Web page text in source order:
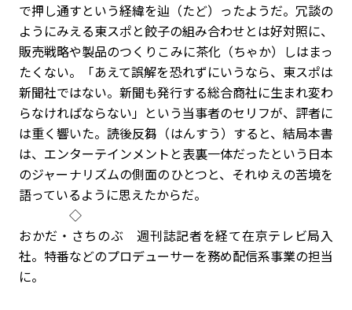
で押し通すという経緯を辿（たど）ったようだ。冗談の
ようにみえる東スポと餃子の組み合わせとは好対照に、
販売戦略や製品のつくりこみに茶化（ちゃか）しはまっ
たくない。「あえて誤解を恐れずにいうなら、東スポは
新聞社ではない。新聞も発行する総合商社に生まれ変わ
らなければならない」という当事者のセリフが、評者に
は重く響いた。読後反芻（はんすう）すると、結局本書
は、エンターテインメントと表裏一体だったという日本
のジャーナリズムの側面のひとつと、それゆえの苦境を
語っているように思えたからだ。
◇
おかだ・さちのぶ 週刊誌記者を経て在京テレビ局入
社。特番などのプロデューサーを務め配信系事業の担当
に。